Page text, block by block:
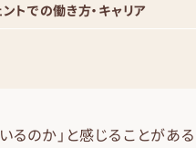
トでの働き方・キャリア
るのか」と感じることが